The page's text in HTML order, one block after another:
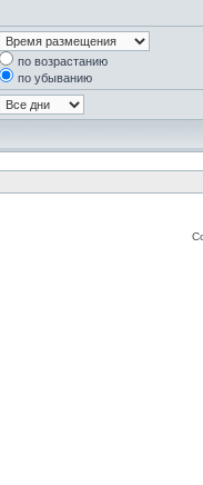
по возрастанию
по убыванию